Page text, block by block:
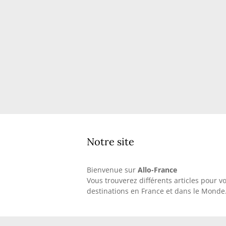
Notre site
Bienvenue sur Allo-France
Vous trouverez différents articles pour
destinations en France et dans le Monde.